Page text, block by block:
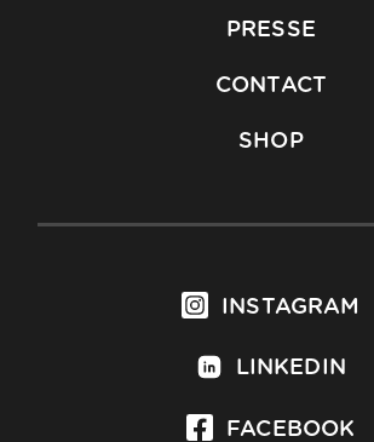
PRESSE
CONTACT
SHOP
INSTAGRAM
LINKEDIN
FACEBOOK